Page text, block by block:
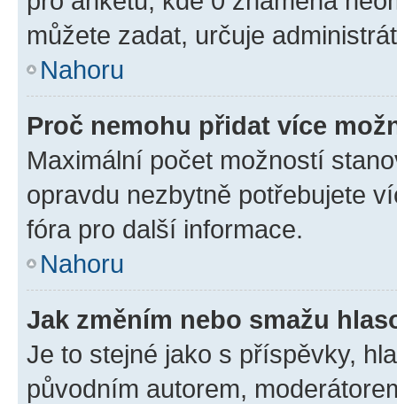
můžete zadat, určuje
Nahoru
Proč nemohu přidat více
Maximální počet možností
opravdu nezbytně potřebujete
fóra pro další informace.
Nahoru
Jak změním nebo smažu
Je to stejné jako s příspěvky,
původním autorem,